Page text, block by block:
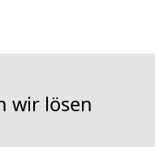
wir lösen